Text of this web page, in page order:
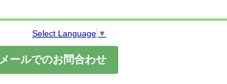
Select Language ▼
メールでのお問合わせ